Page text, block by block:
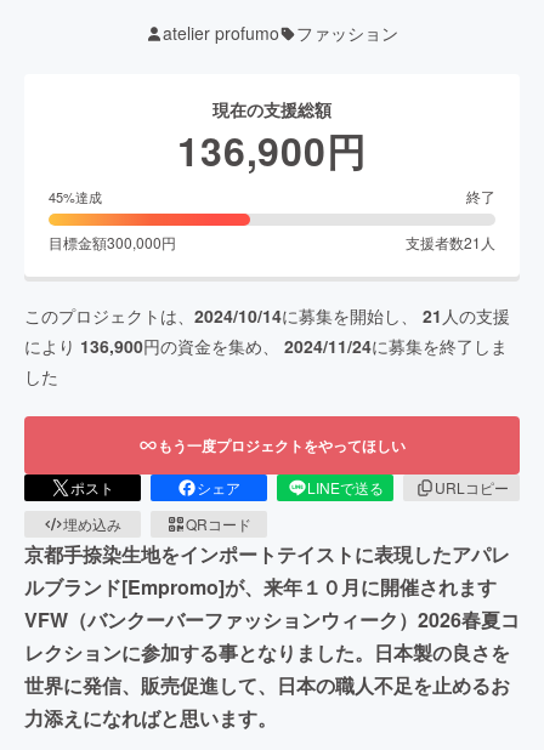
atelier profumo ファッション
現在の支援総額
136,900円
45%達成 終了
目標金額300,000円 支援者数21 人
このプロジェクトは、 2024/10/14に募集を開始し、 21 人の支援
により 136,900円の資金を集め、 2024/11/24に募集を終了しま
した
もう一度プロジェクトをやってほしい
ポスト シェア LINEで送る
URLコピー
埋め込み
QRコード
京都手捺染生地をインポートテイストに表現したアパレ
ルブランド[Empromo]が、来年１０月に開催されます
VFW（バンクーバーファッションウィーク）2026春夏コ
レクションに参加する事となりました。日本製の良さを
世界に発信、販売促進して、日本の職人不足を止めるお
力添えになればと思います。